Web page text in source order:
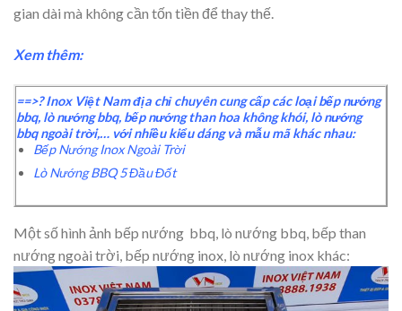
gian dài mà không cần tốn tiền để thay thế.
Xem thêm:
==>? Inox Việt Nam địa chỉ chuyên cung cấp các loại bếp nướng
bbq, lò nướng bbq, bếp nướng than hoa không khói, lò nướng
bbq ngoài trời,… với nhiều kiểu dáng và mẫu mã khác nhau:
Bếp Nướng Inox Ngoài Trời
Lò Nướng BBQ 5 Đầu Đốt
Một số hình ảnh bếp nướng bbq, lò nướng bbq, bếp than
nướng ngoài trời, bếp nướng inox, lò nướng inox khác: